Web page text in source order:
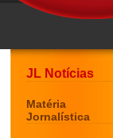
JL Notícias
Matéria
Jornalística